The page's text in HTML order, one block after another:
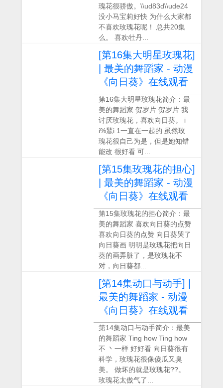
瑰花很骄傲。\\ud83d\\ude24
没小马宝莉好快 为什么大家都
不喜欢玫瑰花呢！ 总共20集
么。 喜欢牡丹...
[第16集大明星玫瑰花]
| 最美的舞蹈家 - 动漫
《向日葵》在线观看
第16集大明星玫瑰花简介：最
美的舞蹈家 贺岁片 贺岁片 我
讨厌玫瑰花，喜欢向日葵。 i
i%鶿i 1一直在一起的 虽然玫
瑰花很自己为是，但是她知错
能改 很好看 可...
[第15集玫瑰花的担心]
| 最美的舞蹈家 - 动漫
《向日葵》在线观看
第15集玫瑰花的担心简介：最
美的舞蹈家 喜欢向日葵的点赞
喜欢向日葵的点赞 向日葵哭了
向日葵画 明明是玫瑰花把向日
葵的画弄脏了，是玫瑰花不
对，向日葵都...
[第14集动口与动手] |
最美的舞蹈家 - 动漫
《向日葵》在线观看
第14集动口与动手简介：最美
的舞蹈家 Ting how Ting how
不 丶一样 好好看 向日葵很有
科学，玫瑰花很像傻瓜又臭
美。 做坏的就是玫瑰花??。
玫瑰花太傲气了...